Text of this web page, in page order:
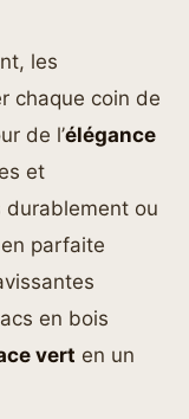
les
chaque coin de
de l’élégance
et
durablement ou
parfaite
en bois
vert en un